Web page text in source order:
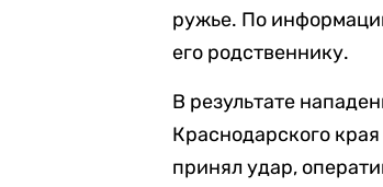
ружье. По
его родственнику.
В результате
Краснодарского
принял удар,